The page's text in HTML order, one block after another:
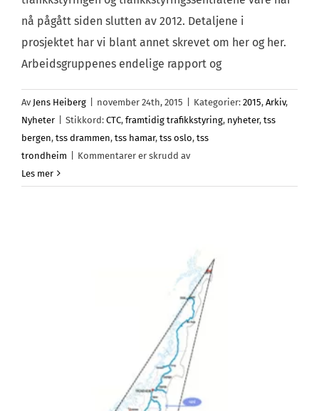
nå pågått siden slutten av 2012. Detaljene i
prosjektet har vi blant annet skrevet om her og her.
Arbeidsgruppenes endelige rapport og
Av Jens Heiberg november 24th, 2015 Kategorier: 2015, Arkiv,
Nyheter
Stikkord: CTC, framtidig trafikkstyring, nyheter, tss
bergen, tss drammen, tss hamar, tss oslo, tss
trondheim
Kommentarer er skrudd avfor
skjer
3»?
Les mer